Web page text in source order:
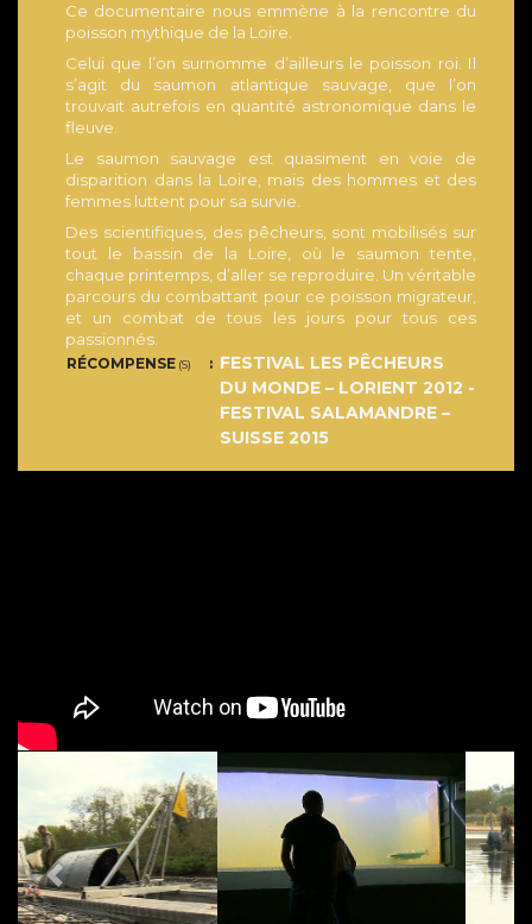
Ce documentaire nous emmène à la rencontre du
poisson mythique de la Loire.
Celui que l’on surnomme d’ailleurs le poisson roi. Il
s’agit du saumon atlantique sauvage, que l’on
trouvait autrefois en quantité astronomique dans le
fleuve.
Le saumon sauvage est quasiment en voie de
disparition dans la Loire, mais des hommes et des
femmes luttent pour sa survie.
Des scientifiques, des pêcheurs, sont mobilisés sur
tout le bassin de la Loire, où le saumon tente,
chaque printemps, d’aller se reproduire. Un véritable
parcours du combattant pour ce poisson migrateur,
et un combat de tous les jours pour tous ces
passionnés.
RÉCOMPENSE (S)
FESTIVAL LES PÊCHEURS
DU MONDE – LORIENT 2012 -
FESTIVAL SALAMANDRE –
SUISSE 2015
PREVIOUS